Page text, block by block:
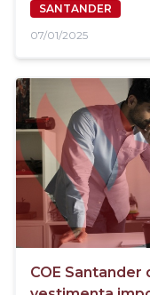
SANTANDER
07/01/2025
COE